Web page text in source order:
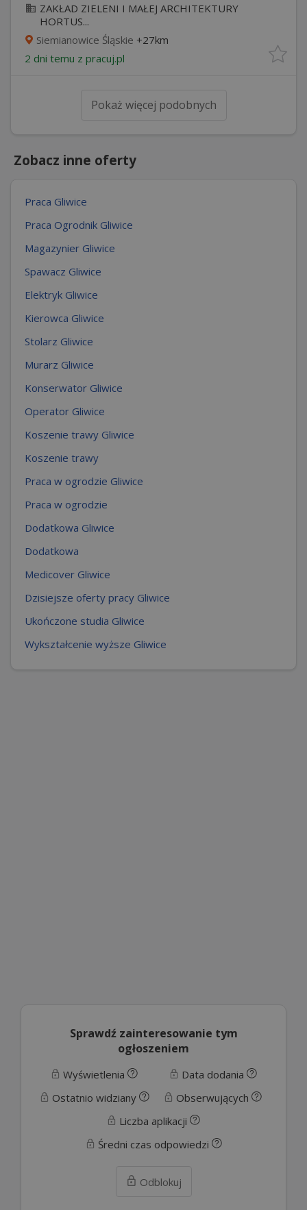
ZAKŁAD ZIELENI I MAŁEJ ARCHITEKTURY
HORTUS...
Siemianowice Śląskie +27km
2 dni temu z pracuj.pl
Pokaż więcej podobnych
Zobacz inne oferty
Praca Gliwice
Praca Ogrodnik Gliwice
Magazynier Gliwice
Spawacz Gliwice
Elektryk Gliwice
Kierowca Gliwice
Stolarz Gliwice
Murarz Gliwice
Konserwator Gliwice
Operator Gliwice
Koszenie trawy Gliwice
Koszenie trawy
Praca w ogrodzie Gliwice
Praca w ogrodzie
Dodatkowa Gliwice
Dodatkowa
Medicover Gliwice
Dzisiejsze oferty pracy Gliwice
Ukończone studia Gliwice
Wykształcenie wyższe Gliwice
Sprawdź zainteresowanie tym
ogłoszeniem
Wyświetlenia
Data dodania
Ostatnio widziany
Obserwujących
Liczba aplikacji
Średni czas odpowiedzi
Odblokuj